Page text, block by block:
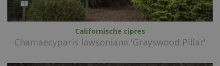
Californische cipres
Chamaecyparis lawsoniana 'Grayswood Pillar'